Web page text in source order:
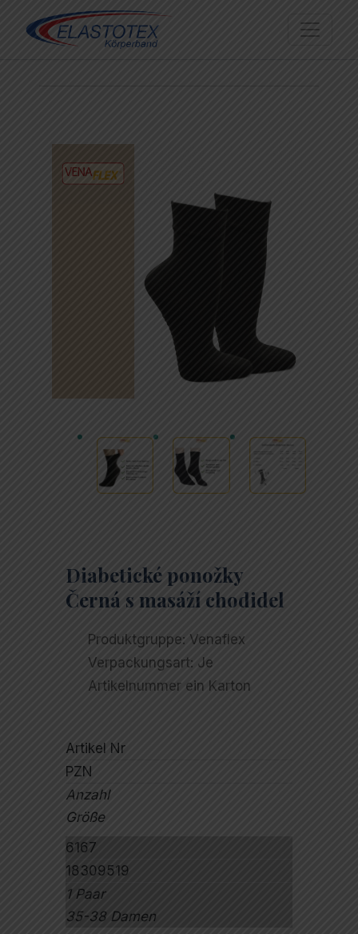
Diabetické ponožky
Černá s masáží chodidel
Produktgruppe: Venaflex
Verpackungsart: Je
Artikelnummer ein Karton
Artikel Nr
PZN
Anzahl
Größe
6167
18309519
1 Paar
35-38 Damen